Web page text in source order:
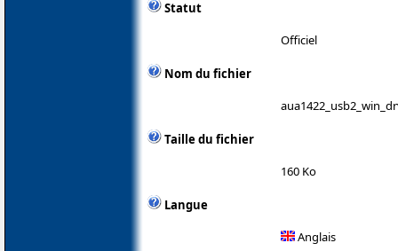
Statut
Officiel
Nom du fichier
Taille du fichier
160 Ko
Langue
Anglais